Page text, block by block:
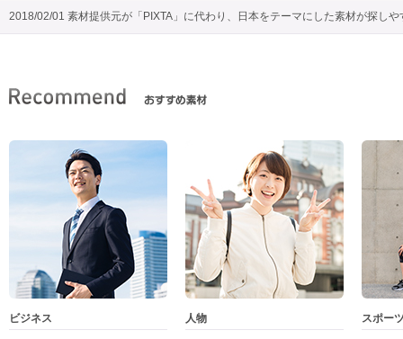
2018/02/01 素材提供元が「PIXTA」に代わり、日本をテーマにした素材が探しや
ビジネス 人物 スポー